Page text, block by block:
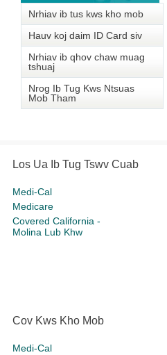
Nrhiav ib tus kws kho mob
Hauv koj daim ID Card siv
Nrhiav ib qhov chaw muag
tshuaj
Nrog Ib Tug Kws Ntsuas
Mob Tham
Los Ua Ib Tug Tswv Cuab
Medi-Cal
Medicare
Covered California -
Molina Lub Khw
Cov Kws Kho Mob
Medi-Cal